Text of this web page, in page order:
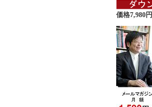
価格7,980円